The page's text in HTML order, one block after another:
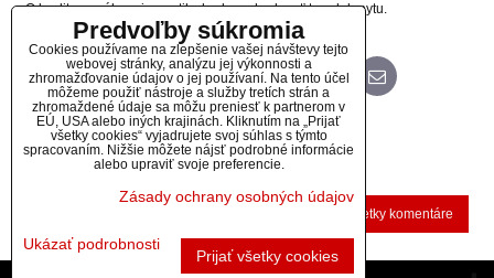
O kvalite ponúkanej genetiky bude rozhodovať trend dopytu.
FacebookTwitter Bluesky PinterestReddit LinkedIn WhatsAppE-
mail
Diskusia
(0 komentárov)
Zobraziť všetky komentáre
Predvoľby súkromia
Cookies používame na zlepšenie vašej návštevy tejto
webovej stránky, analýzu jej výkonnosti a
zhromažďovanie údajov o jej používaní. Na tento účel
môžeme použiť nástroje a služby tretích strán a
zhromaždené údaje sa môžu preniesť k partnerom v
EÚ, USA alebo iných krajinách. Kliknutím na „Prijať
všetky cookies“ vyjadrujete svoj súhlas s týmto
spracovaním. Nižšie môžete nájsť podrobné informácie
alebo upraviť svoje preferencie.
Zásady ochrany osobných údajov
Ukázať podrobnosti
Prijať všetky cookies